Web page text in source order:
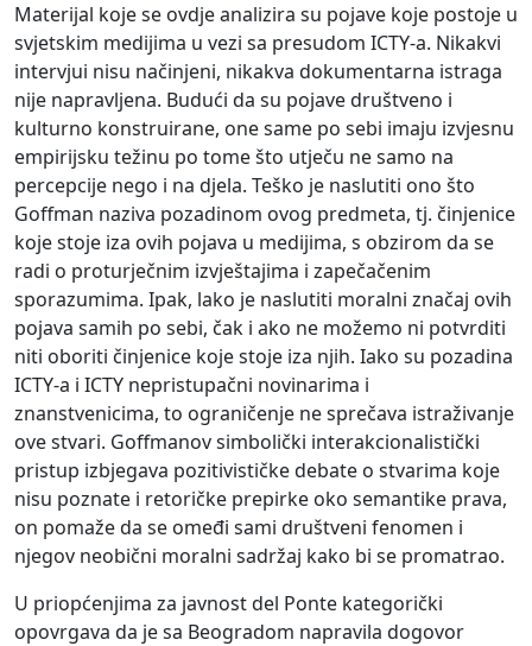
Materijal koje se ovdje analizira su pojave koje postoje u
svjetskim medijima u vezi sa presudom ICTY-a. Nikakvi
intervjui nisu načinjeni, nikakva dokumentarna istraga
nije napravljena. Budući da su pojave društveno i
kulturno konstruirane, one same po sebi imaju izvjesnu
empirijsku težinu po tome što utječu ne samo na
percepcije nego i na djela. Teško je naslutiti ono što
Goffman naziva pozadinom ovog predmeta, tj. činjenice
koje stoje iza ovih pojava u medijima, s obzirom da se
radi o proturječnim izvještajima i zapečačenim
sporazumima. Ipak, lako je naslutiti moralni značaj ovih
pojava samih po sebi, čak i ako ne možemo ni potvrditi
niti oboriti činjenice koje stoje iza njih. Iako su pozadina
ICTY-a i ICTY nepristupačni novinarima i
znanstvenicima, to ograničenje ne sprečava istraživanje
ove stvari. Goffmanov simbolički interakcionalistički
pristup izbjegava pozitivističke debate o stvarima koje
nisu poznate i retoričke prepirke oko semantike prava,
on pomaže da se omeđi sami društveni fenomen i
njegov neobični moralni sadržaj kako bi se promatrao.
U priopćenjima za javnost del Ponte kategorički
opovrgava da je sa Beogradom napravila dogovor